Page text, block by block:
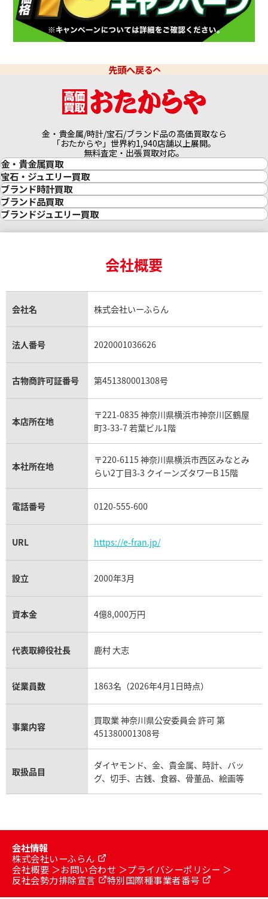
先頭へ戻る
金・貴金属/時計/宝石/ブランド品の高価買取なら
「おたからや」世界約1,940店舗以上展開。
無料査定・出張買取対応。
金・貴金属買取
金買取
金の相場価格情報
金の参考買取価格一覧
インゴット買取
インゴットの相場価格情報
24金買取
金貨買取
貴金属買取
銀・シルバー買取
パラジウム買取
宝石・ジュエリー買取
宝石・ジュエリー買取
ダイヤモンド買取
ダイヤモンド・宝石の参考価格一覧
リング・結婚指輪買取
エメラルド買取
トパーズ買取
タンザナイト買取
キャッツアイ買取
アクアマリン買取
ブランド時計買取
時計買取
ロレックス買取
ロレックス デイトナ買取
ロレックス サブマリーナー買取
ロレックス エクスプローラー買取
ロレックス デイトジャスト買取
パテック フィリップノーチラス買取
ヴァシュロン・コンスタンタン買取
オメガ買取
カルティエ買取
フランク ミュラー買取
リシャール・ミル買取
パネライ買取
チューダー（チュードル）買取
ブランド品買取
ブランド買取
シャネル マトラッセ買取
セリーヌ買取
プラダ買取
ブランドジュエリー買取
ヴァンクリーフ＆アーペル買取
ショーメ買取
ダミアーニ買取
モーブッサン買取
会社概要
会社名 株式会社いーふらん
法人番号 2020001036626
古物商許可証番号 第451380001308号
本店所在地
〒221-0835 神奈川県横浜市神奈川区鶴屋
町3-33-7 若葉ビル1階
本社所在地
〒220-6115 神奈川県横浜市西区みなとみ
らい2丁目3-3 クイーンズタワーB 15階
電話番号 0120-555-600
URL https://e-fran.jp/
設立 2000年3月
資本金 4億8,000万円
代表取締役社長 鹿村 大志
従業員数 1863名（2026年4月1日時点）
事業内容
買取業 神奈川県公安委員会 許可 第
451380001308号
取扱品目
ダイヤモンド、金、貴金属、時計、バッ
グ、切手、古銭、食器、骨董品、絵画等
会社情報
株式会社いーふらん
会社概要
お問い合わせ
プライバシーポリシー
反社会勢力排除宣言
特別国際種事業者番号